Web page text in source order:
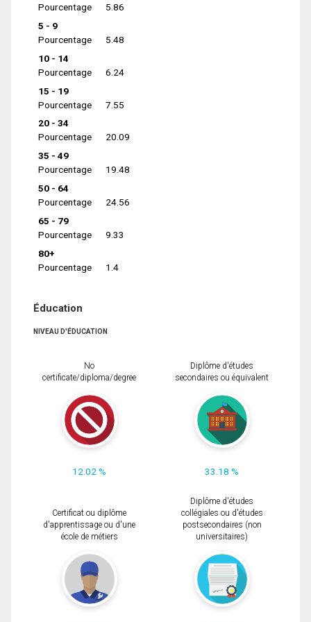
Pourcentage
5.86
5 - 9
Pourcentage
5.48
10 - 14
Pourcentage
6.24
15 - 19
Pourcentage
7.55
20 - 34
Pourcentage
20.09
35 - 49
Pourcentage
19.48
50 - 64
Pourcentage
24.56
65 - 79
Pourcentage
9.33
80+
Pourcentage
1.4
Éducation
NIVEAU D'ÉDUCATION
No
certificate/diploma/degree
12.02 %
Diplôme d'études
secondaires ou équivalent
33.18 %
Certificat ou diplôme
d'apprentissage ou d'une
école de métiers
Diplôme d'études
collégiales ou d'études
postsecondaires (non
universitaires)